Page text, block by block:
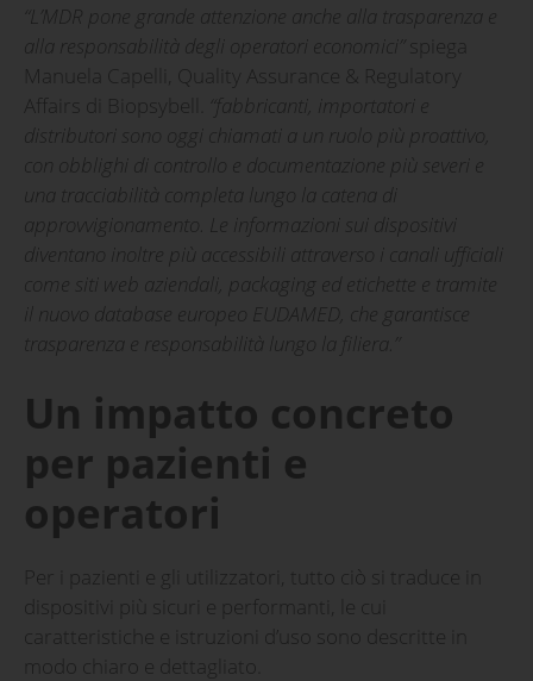
“L’MDR pone grande attenzione anche alla trasparenza e
alla responsabilità degli operatori economici”
spiega
Manuela Capelli, Quality Assurance & Regulatory
Affairs di Biopsybell.
“fabbricanti, importatori e
distributori sono oggi chiamati a un ruolo più proattivo,
con obblighi di controllo e documentazione più severi e
una tracciabilità completa lungo la catena di
approvvigionamento. Le informazioni sui dispositivi
diventano inoltre più accessibili attraverso i canali ufficiali
come siti web aziendali, packaging ed etichette e tramite
il nuovo database europeo EUDAMED, che garantisce
trasparenza e responsabilità lungo la filiera.”
Un impatto concreto
per pazienti e
operatori
Per i pazienti e gli utilizzatori, tutto ciò si traduce in
dispositivi più sicuri e performanti, le cui
caratteristiche e istruzioni d’uso sono descritte in
modo chiaro e dettagliato.